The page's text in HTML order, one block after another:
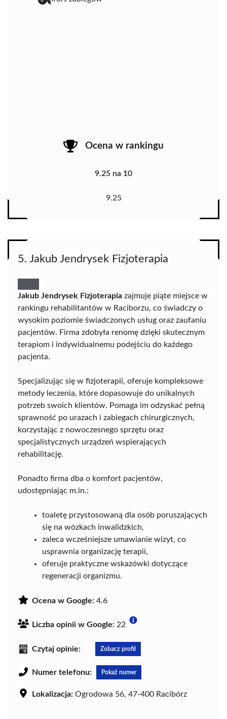
Ocena w rankingu
9.25 na 10
9.25
5. Jakub Jendrysek Fizjoterapia
Jakub Jendrysek Fizjoterapia zajmuje piąte miejsce w
rankingu rehabilitantów w Raciborzu, co świadczy o
wysokim poziomie świadczonych usług oraz zaufaniu
pacjentów. Firma zdobyła renomę dzięki skutecznym
terapiom i indywidualnemu podejściu do każdego
pacjenta.
Specjalizując się w fizjoterapii, oferuje kompleksowe
metody leczenia, które dopasowuje do unikalnych
potrzeb swoich klientów. Pomaga im odzyskać pełną
sprawność po urazach i zabiegach chirurgicznych,
korzystając z nowoczesnego sprzętu oraz
specjalistycznych urządzeń wspierających
rehabilitację.
Ponadto firma dba o komfort pacjentów,
udostępniając m.in.:
toaletę przystosowaną dla osób poruszających
się na wózkach inwalidzkich,
zaleca wcześniejsze umawianie wizyt, co
usprawnia organizację terapii,
oferuje praktyczne wskazówki dotyczące
regeneracji organizmu.
Ocena w Google: 4.6
Liczba opinii w Google: 22
Czytaj opinie: Zobacz profil
Numer telefonu: Pokaż numer
Lokalizacja: Ogrodowa 56, 47-400 Racibórz